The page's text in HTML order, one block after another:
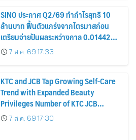
SINO ประกาศ Q2/69 ทำกำไรสุทธิ 10
ล้านบาท ฟื้นตัวแกร่งจากไตรมาสก่อน
เตรียมจ่ายปันผลระหว่างกาล 0.014423
บาทต่อหุ้น ครึ่งปีหลังมุ่งเติบโตต่อเนื่อง
7 ส.ค. 69 17:33
KTC and JCB Tap Growing Self-Care
Trend with Expanded Beauty
Privileges Number of KTC JCB
Cardmembers Spending on
Cosmetics Rises 26%
7 ส.ค. 69 17:30